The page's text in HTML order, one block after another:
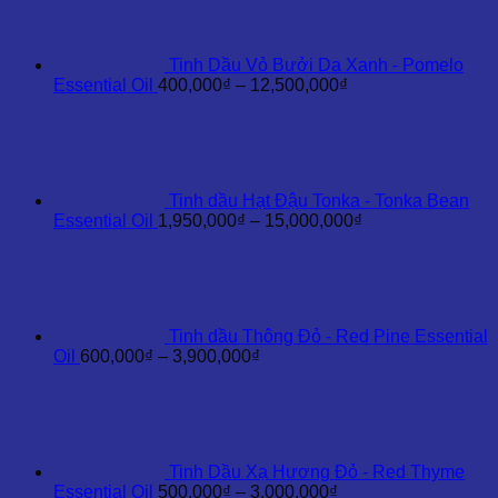
Tinh Dầu Vỏ Bưởi Da Xanh - Pomelo
Essential Oil 400,000₫ – 12,500,000₫
Tinh dầu Hạt Đậu Tonka - Tonka Bean
Essential Oil 1,950,000₫ – 15,000,000₫
Tinh dầu Thông Đỏ - Red Pine Essential
Oil 600,000₫ – 3,900,000₫
Tinh Dầu Xạ Hương Đỏ - Red Thyme
Essential Oil 500,000₫ – 3,000,000₫